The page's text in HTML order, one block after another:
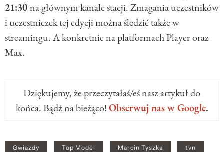
21:30na głównym kanale stacji. Zmagania uczestników
i uczestniczek tej edycji można śledzić także w
streamingu. A konkretnie na platformach Player oraz
Max.
Dziękujemy, że przeczytałaś/eś nasz artykuł do
końca. Bądź na bieżąco!Obserwuj nas w Google.
Gwiazdy Top Model Marcin Tyszka tvn